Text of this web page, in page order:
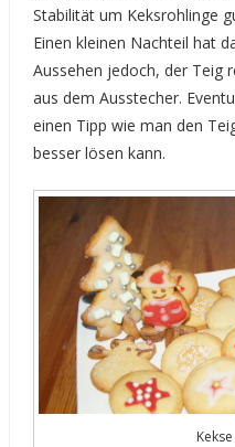
Stabilität um Keksrohlinge
Einen kleinen Nachteil hat
Aussehen jedoch, der Teig
aus dem Ausstecher.
einen Tipp wie man den
besser lösen kann.